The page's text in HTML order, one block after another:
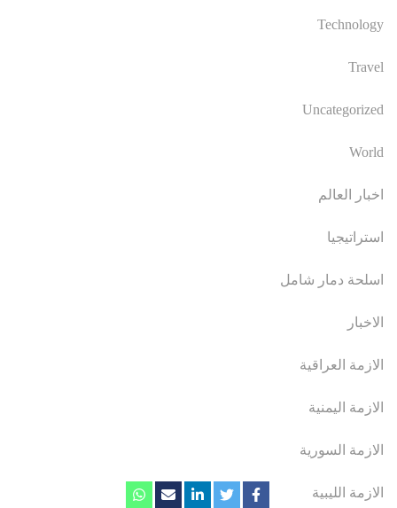
Technology
Travel
Uncategorized
World
اخبار العالم
استراتيجيا
اسلحة دمار شامل
الاخبار
الازمة العراقية
الازمة اليمنية
الازمة السورية
الازمة الليبية